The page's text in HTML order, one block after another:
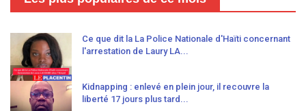
Ce que dit la La Police Nationale d'Haïti concernant
l'arrestation de Laury LA...
Kidnapping : enlevé en plein jour, il recouvre la
liberté 17 jours plus tard...